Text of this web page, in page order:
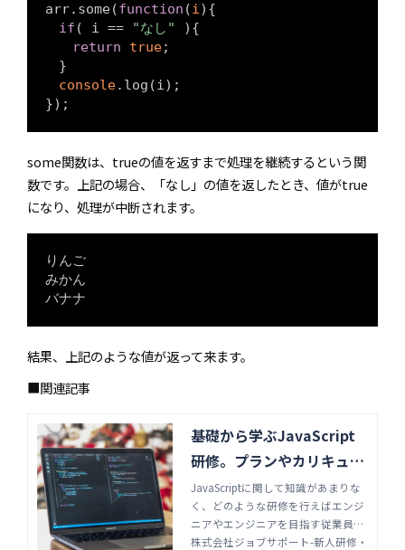
arr.some(function (i) {
if ( i == "なし"
){
return
true;
}
console.log(i);
});
some関数は、trueの値を返すまで処理を継続するという関
数です。上記の場合、「なし」の値を返したとき、値がtrue
になり、処理が中断されます。
りんご
みかん
結果、上記のような値が返って来ます。
■関連記事
基礎から学ぶJavaScript
研修。プランやカリキュラ
ム解説 | 株式会社ジョブサ
ポート-新人研修・未経験
者向けエンジニア研修(Jav
JavaScriptに関して知識があまりな
く、どのような研修を行えばエンジ
ニアやエンジニアを目指す従業員に
効果的か分からない人事の方もいる
株式会社ジョブサポート-新人研修・